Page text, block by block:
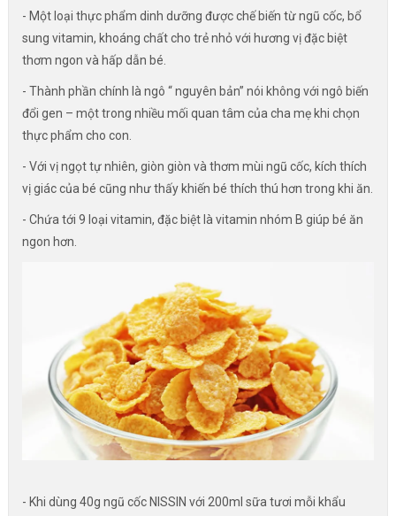
- Một loại thực phẩm dinh dưỡng được chế biến từ ngũ cốc, bổ
sung vitamin, khoáng chất cho trẻ nhỏ với hương vị đặc biệt
thơm ngon và hấp dẫn bé.
- Thành phần chính là ngô “ nguyên bản” nói không với ngô biến
đổi gen – một trong nhiều mối quan tâm của cha mẹ khi chọn
thực phẩm cho con.
- Với vị ngọt tự nhiên, giòn giòn và thơm mùi ngũ cốc, kích thích
vị giác của bé cũng như thấy khiến bé thích thú hơn trong khi ăn.
- Chứa tới 9 loại vitamin, đặc biệt là vitamin nhóm B giúp bé ăn
ngon hơn.
- Khi dùng 40g ngũ cốc NISSIN với 200ml sữa tươi mỗi khẩu